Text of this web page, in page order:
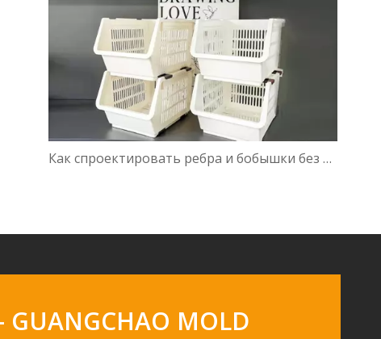
Как спроектировать ребра и бобышки без вмятин
MOLD